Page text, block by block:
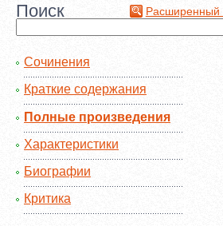
Поиск Расширенный
Сочинения
Краткие содержания
Полные произведения
Характеристики
Биографии
Критика